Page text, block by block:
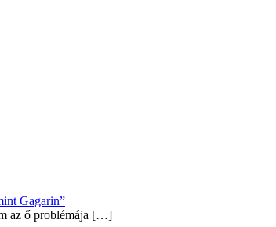
Gagarin”
az ő problémája […]